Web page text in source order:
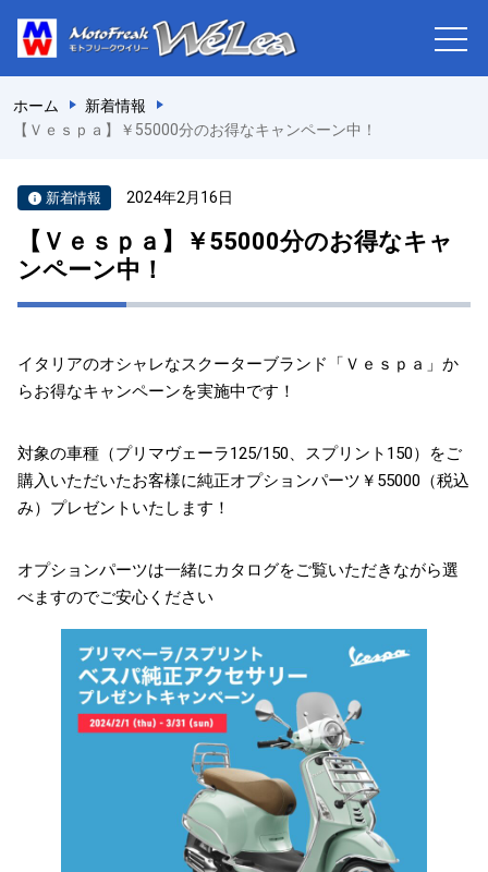
ホーム
新着情報
【Ｖｅｓｐａ】￥55000分のお得なキャンペーン中！
新着情報 2024年2月16日
【Ｖｅｓｐａ】￥55000分のお得なキャ
ンペーン中！
イタリアのオシャレなスクーターブランド「Ｖｅｓｐａ」か
らお得なキャンペーンを実施中です！
対象の車種（プリマヴェーラ125/150、スプリント150）をご
購入いただいたお客様に純正オプションパーツ￥55000（税込
み）プレゼントいたします！
オプションパーツは一緒にカタログをご覧いただきながら選
べますのでご安心ください